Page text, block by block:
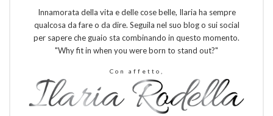
Innamorata della vita e delle cose belle, Ilaria ha sempre
qualcosa da fare o da dire. Seguila nel suo blog o sui social
per sapere che guaio sta combinando in questo momento.
"Why fit in when you were born to stand out?"
Con affetto,